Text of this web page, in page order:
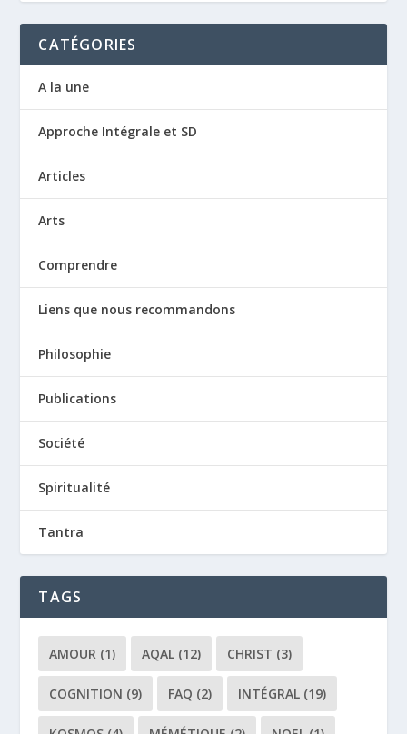
CATÉGORIES
A la une
Approche Intégrale et SD
Articles
Arts
Comprendre
Liens que nous recommandons
Philosophie
Publications
Société
Spiritualité
Tantra
TAGS
AMOUR (1) AQAL (12) CHRIST (3)
COGNITION (9) FAQ (2) INTÉGRAL (19)